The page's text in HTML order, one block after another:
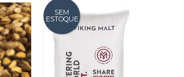
SEM
ESTOQUE